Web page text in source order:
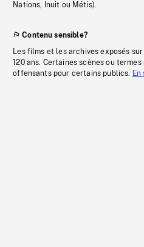
Nations, Inuit ou Métis).
Contenu sensible?
Les films et les archives exposés
120 ans. Certaines scènes ou
offensants pour certains publics.